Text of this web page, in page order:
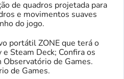
de quadros projetada para
e movimentos suaves
do jogo.
portátil ZONE que terá o
Steam Deck; Confira os
de Games.
de Games.